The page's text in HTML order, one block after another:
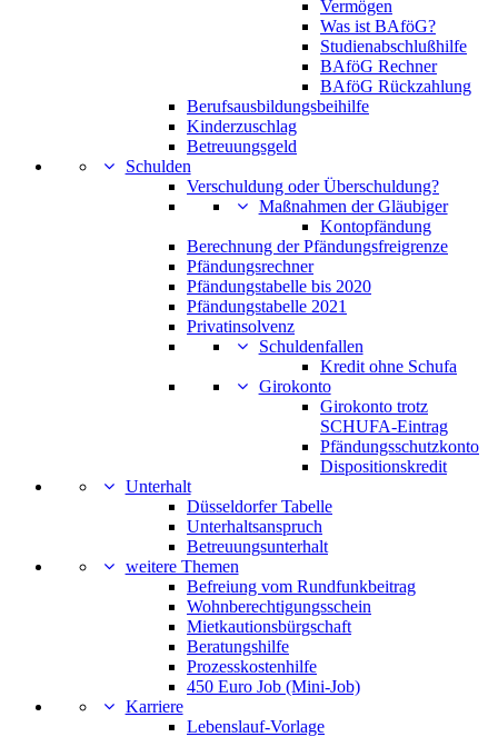
Vermögen
Was ist BAföG?
Studienabschlußhilfe
BAföG Rechner
BAföG Rückzahlung
Berufsausbildungsbeihilfe
Kinderzuschlag
Betreuungsgeld
Schulden
Verschuldung oder Überschuldung?
Maßnahmen der Gläubiger
Kontopfändung
Berechnung der Pfändungsfreigrenze
Pfändungsrechner
Pfändungstabelle bis 2020
Pfändungstabelle 2021
Privatinsolvenz
Schuldenfallen
Kredit ohne Schufa
Girokonto
Girokonto trotz
SCHUFA-Eintrag
Pfändungsschutzkonto
Dispositionskredit
Unterhalt
Düsseldorfer Tabelle
Unterhaltsanspruch
Betreuungsunterhalt
weitere Themen
Befreiung vom Rundfunkbeitrag
Wohnberechtigungsschein
Mietkautionsbürgschaft
Beratungshilfe
Prozesskostenhilfe
450 Euro Job (Mini-Job)
Karriere
Lebenslauf-Vorlage